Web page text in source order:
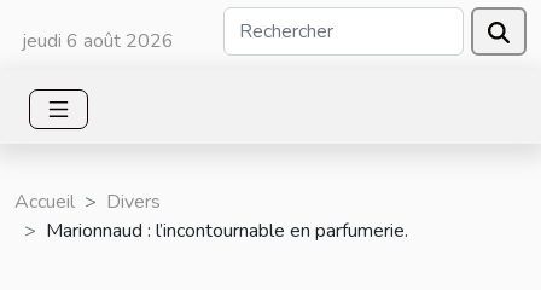
jeudi 6 août 2026
Accueil
Divers
Marionnaud : l’incontournable en parfumerie.